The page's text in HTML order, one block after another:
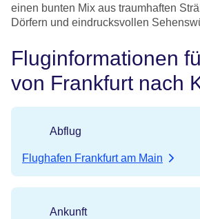
einen bunten Mix aus traumhaften
Dörfern und eindrucksvollen
Fluginformationen
von Frankfurt nach
Abflug
Flughafen Frankfurt am Main
Ankunft